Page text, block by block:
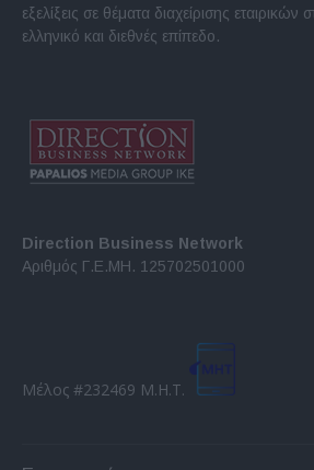
εξελίξεις σε θέματα διαχείρισης
ελληνικό και διεθνές επίπεδο.
Direction Business Network
Αριθμός Γ.Ε.ΜΗ. 125702501000
Μέλος #232469 Μ.Η.Τ.